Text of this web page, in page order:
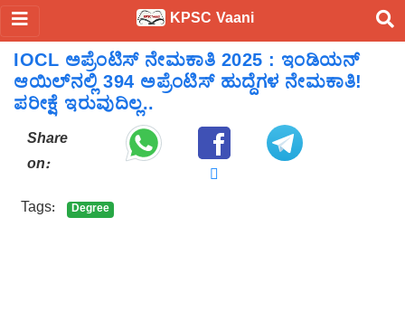
KPSC Vaani
IOCL ಅಪ್ರೆಂಟಿಸ್ ನೇಮಕಾತಿ 2025 : ಇಂಡಿಯನ್
ಆಯಿಲ್‌ನಲ್ಲಿ 394 ಅಪ್ರೆಂಟಿಸ್ ಹುದ್ದೆಗಳ ನೇಮಕಾತಿ!
ಪರೀಕ್ಷೆ ಇರುವುದಿಲ್ಲ..
Share
on:
Tags: Degree